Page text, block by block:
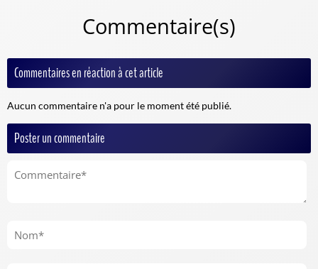
Commentaire(s)
Commentaires en réaction à cet article
Aucun commentaire n'a pour le moment été publié.
Poster un commentaire